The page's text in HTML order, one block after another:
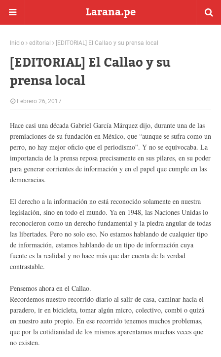
Larana.pe
Inicio editorial [EDITORIAL] El Callao y su prensa local
[EDITORIAL] El Callao y su
prensa local
Febrero 26, 2017
Hace casi una década Gabriel García Márquez dijo, durante una de las
premiaciones de su fundación en México, que “aunque se sufra como un
perro, no hay mejor oficio que el periodismo”. Y no se equivocaba. La
importancia de la prensa reposa precisamente en sus pilares, en su poder
para generar corrientes de información y en el papel que cumple en las
democracias.
El derecho a la información no está reconocido solamente en nuestra
legislación, sino en todo el mundo. Ya en 1948, las Naciones Unidas lo
reconocieron como un derecho fundamental y la piedra angular de todas
las libertades. Pero no solo eso. No estamos hablando de cualquier tipo
de información, estamos hablando de un tipo de información cuya
fuente es la realidad y no hace más que dar cuenta de la verdad
contrastable.
Pensemos ahora en el Callao.
Recordemos nuestro recorrido diario al salir de casa, caminar hacia el
paradero, ir en bicicleta, tomar algún micro, colectivo, combi o quizá
en nuestro auto propio. En ese recorrido tenemos muchos problemas,
que por la cotidianidad de los mismos aparentamos muchas veces que
no existen.